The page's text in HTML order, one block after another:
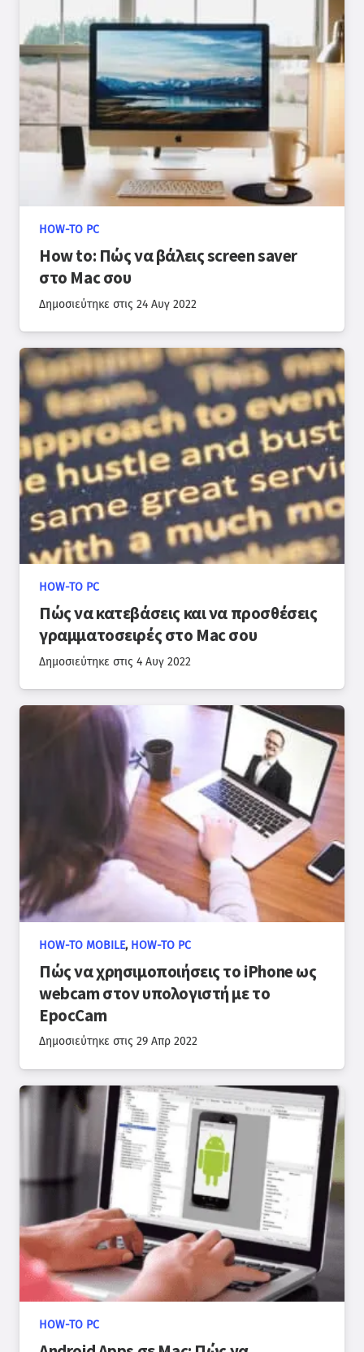
HOW-TO PC
How to: Πώς να βάλεις screen saver
στο Mac σου
Δημοσιεύτηκε στις 24 Αυγ 2022
HOW-TO PC
Πώς να κατεβάσεις και να προσθέσεις
γραμματοσειρές στο Mac σου
Δημοσιεύτηκε στις 4 Αυγ 2022
HOW-TO MOBILE, HOW-TO PC
Πώς να χρησιμοποιήσεις το iPhone ως
webcam στον υπολογιστή με το
EpocCam
Δημοσιεύτηκε στις 29 Απρ 2022
HOW-TO PC